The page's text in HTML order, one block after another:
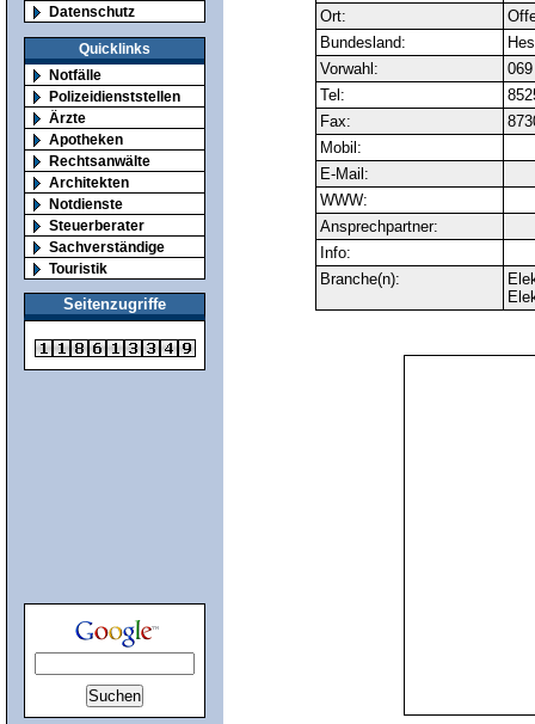
Datenschutz
Quicklinks
Notfälle
Polizeidienststellen
Ärzte
Apotheken
Rechtsanwälte
Architekten
Notdienste
Steuerberater
Sachverständige
Touristik
Seitenzugriffe
Ort:
Bundesland:
Vorwahl:
069
Tel:
Fax:
Mobil:
E-Mail:
WWW:
Ansprechpartner:
Info:
Branche(n):